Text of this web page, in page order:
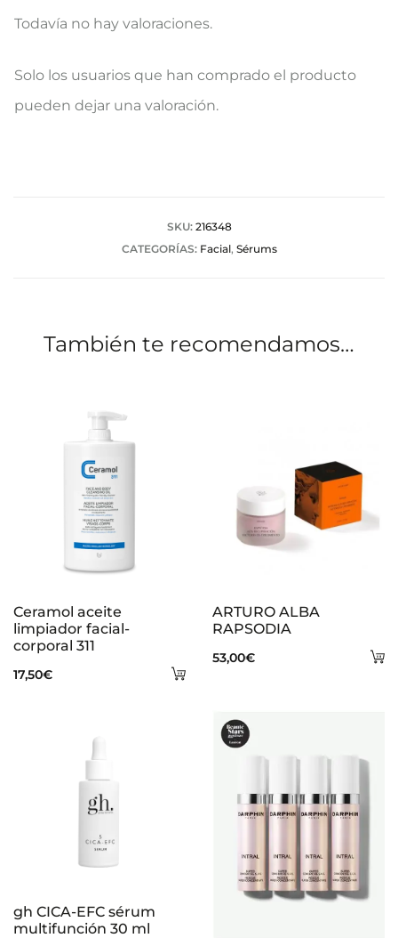
V
a
Todavía no hay valoraciones.
Solo los usuarios que han comprado el producto
pueden dejar una valoración.
SKU: 216348
CATEGORÍAS: Facial, Sérums
También te recomendamos…
Añadir
carrito
Ceramol aceite
limpiador facial-
corporal 311
17,50€
ARTURO ALBA
RAPSODIA
53,00€
gh CICA-EFC sérum
multifunción 30 ml